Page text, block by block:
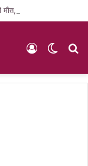
पसरा मातम
Switch
Log